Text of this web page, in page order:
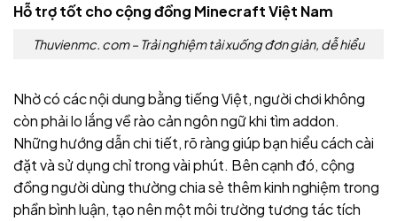
Hỗ trợ tốt cho cộng đồng Minecraft Việt Nam
Thuvienmc. com – Trải nghiệm tải xuống đơn giản, dễ hiểu
Nhờ có các nội dung bằng tiếng Việt, người chơi không
còn phải lo lắng về rào cản ngôn ngữ khi tìm addon.
Những hướng dẫn chi tiết, rõ ràng giúp bạn hiểu cách cài
đặt và sử dụng chỉ trong vài phút. Bên cạnh đó, cộng
đồng người dùng thường chia sẻ thêm kinh nghiệm trong
phần bình luận, tạo nên một môi trường tương tác tích